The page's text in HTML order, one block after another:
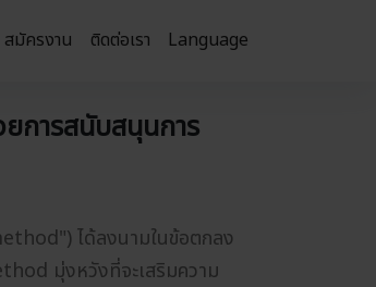
สมัครงาน ติดต่อเรา Language
การสนับสนุนการ
ได้ลงนามในข้อตกลง
มุ่งหวังที่จะเสริมความ